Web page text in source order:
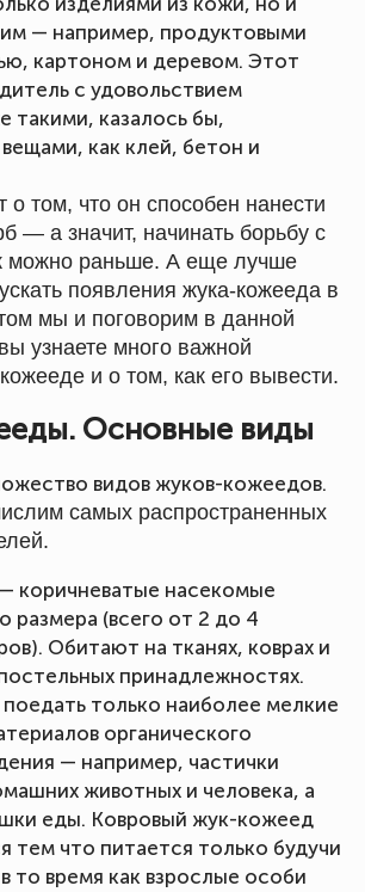
— например, продуктовыми
картоном и деревом. Этот
с удовольствием
такими, казалось бы,
как клей, бетон и
о том, что он способен нанести
— а значит, начинать борьбу с
можно раньше. А еще лучше
появления жука-кожееда в
мы и поговорим в данной
узнаете много важной
и о том, как его вывести.
Основные виды
видов жуков-кожеедов.
самых распространенных
коричневатые насекомые
размера (всего от 2 до 4
Обитают на тканях, коврах и
принадлежностях.
только наиболее мелкие
органического
— например, частички
животных и человека, а
еды. Ковровый жук-кожеед
тем что питается только будучи
то время как взрослые особи